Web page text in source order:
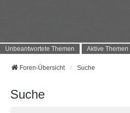
Unbeantwortete Themen Aktive Themen
Foren-Übersicht Suche
Suche